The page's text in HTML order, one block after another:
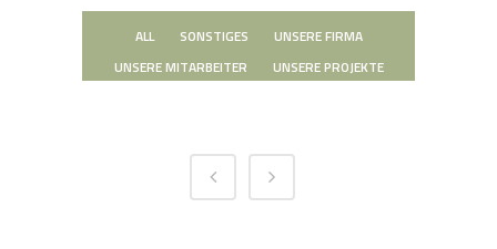
ALL SONSTIGES
UNSERE FIRMA
UNSERE MITARBEITER
UNSERE PROJEKTE